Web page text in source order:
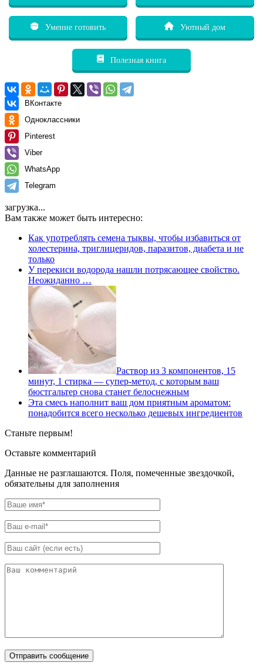
Умение готовить Уютный дом
Полезная книга
ВКонтакте
Одноклассники
Pinterest
Viber
WhatsApp
Telegram
загрузка...
Вам также может быть интересно:
Как употреблять семена тыквы, чтобы избавиться от
холестерина, триглицеридов, паразитов, диабета и не
только
У перекиси водорода нашли потрясающее свойство.
Неожиданно …
Раствор из 3 компонентов, 15
минут, 1 стирка — супер-метод, с которым ваш
бюстгальтер снова станет белоснежным
Эта смесь наполнит ваш дом приятным ароматом:
понадобится всего несколько дешевых ингредиентов
Станьте первым!
Оставьте комментарий
Данные не разглашаются. Поля, помеченные звездочкой,
обязательны для заполнения